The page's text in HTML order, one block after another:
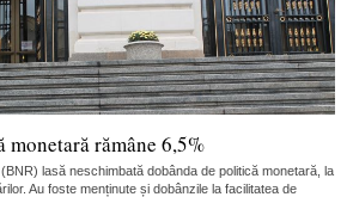
rămâne 6,5%
lasă neschimbată dobânda de politică monetară, la
Au foste menținute și dobânzile la facilitatea de